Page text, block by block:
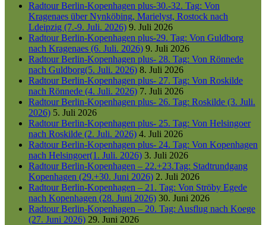
Radtour Berlin-Kopenhagen plus-30.-32. Tag: Von
Kragenaes über Nynköbing, Marielyst, Rostock nach
Ldeipzig (7.-9. Juli. 2026) 9. Juli 2026
Radtour Berlin-Kopenhagen plus-29. Tag: Von Guldborg
nach Kragenaes (6. Juli. 2026) 9. Juli 2026
Radtour Berlin-Kopenhagen plus- 28. Tag: Von Rönnede
nach Guldborg(5. Juli. 2026) 8. Juli 2026
Radtour Berlin-Kopenhagen plus- 27. Tag: Von Roskilde
nach Rönnede (4. Juli. 2026) 7. Juli 2026
Radtour Berlin-Kopenhagen plus- 26. Tag: Roskilde (3. Juli.
2026) 5. Juli 2026
Radtour Berlin-Kopenhagen plus- 25. Tag: Von Helsingoer
nach Roskilde (2. Juli. 2026) 4. Juli 2026
Radtour Berlin-Kopenhagen plus- 24. Tag: Von Kopenhagen
nach Helsingoer(1. Juli. 2026) 3. Juli 2026
Radtour Berlin-Kopenhagen – 22.+23.Tag: Stadtrundgang
Kopenhagen (29.+30. Juni 2026) 2. Juli 2026
Radtour Berlin-Kopenhagen – 21. Tag: Von Ströby Egede
nach Kopenhagen (28. Juni 2026) 30. Juni 2026
Radtour Berlin-Kopenhagen – 20. Tag: Ausflug nach Koege
(27. Juni 2026) 29. Juni 2026